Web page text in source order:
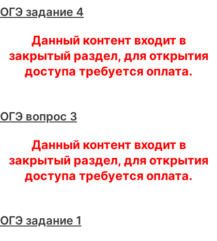
ОГЭ задание 4
Данный контент входит в
закрытый раздел, для открытия
доступа требуется оплата.
ОГЭ вопрос 3
Данный контент входит в
закрытый раздел, для открытия
доступа требуется оплата.
ОГЭ задание 1